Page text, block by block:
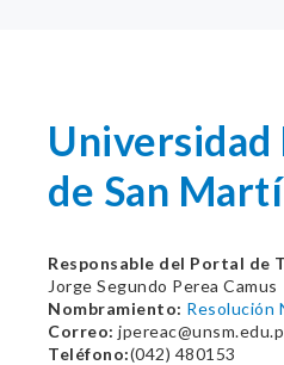
Universidad
de San
Responsable del Portal de
Jorge Segundo Perea Camus
Nombramiento: Resolución
Correo:
Teléfono:(042) 480153